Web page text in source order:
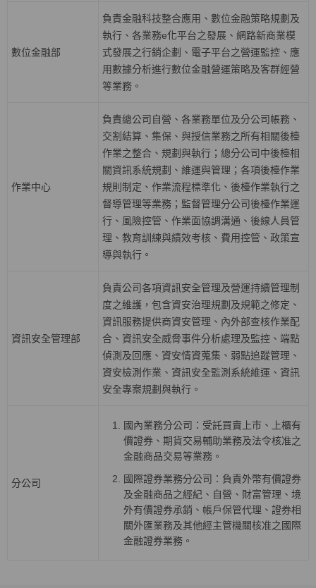
數位金融部
負責金融科技整合應用、數位金融策略規劃及
執行、各業務e化平台之發展、網路新商業模
式發展之行銷企劃、電子平台之營運監控、應
用數據分析進行數位金融營運策略及客群經營
等業務。
作業中心
負責總公司自營、各業務單位及分公司帳務、
交割結算、集保、與授信業務之所有相關後檯
作業之整合、規劃與執行；總分公司中後檯相
關資訊系統規劃、維運與管理；各項後檯作業
規則制定、作業流程標準化、後檯作業執行之
督導管理等業務；監督管理分公司後檯作業運
行、風險控管、作業面協調溝通、後線人員管
理、教育訓練與績效考核、費用控管、政策宣
導與執行。
資訊安全管理部
負責公司各項資訊安全管理及營運持續管理制
度之維護，包含資安治理規劃及規範之修定、
資訊服務提供商資安管理、內外部查核作業配
合、資訊安全威脅事件分析處理及監控、端點
偵測及回應、資安情資蒐集、弱點追蹤管理、
資安檢測作業、資訊安全監測系統維運、資訊
安全專案規劃與執行。
分公司
國內業務分公司：受託買賣上巿、上櫃有
價證券、期貨交易輔助業務及法令核准之
金融商品交易等業務。
國際證券業務分公司：負責外幣有價證券
及金融商品之經紀、自營、財富管理、境
外有價證券承銷、帳戶保管代理、證券相
關外匯業務及其他經主管機關核准之國際
金融證券業務。